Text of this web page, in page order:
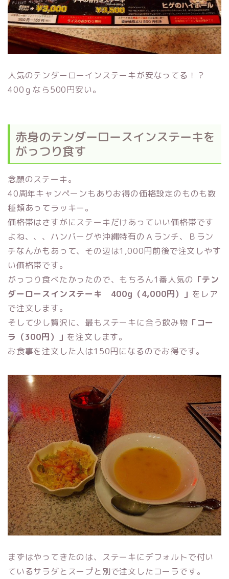
人気のテンダーローインステーキが安なってる！？
400ｇなら500円安い。
赤身のテンダーロースインステーキを
がっつり食す
念願のステーキ。
40周年キャンペーンもありお得の価格設定のものも数
種類あってラッキー。
価格帯はさすがにステーキだけあっていい価格帯です
よね、、、ハンバーグや沖縄特有のＡランチ、Ｂラン
チなんかもあって、その辺は1,000円前後で注文しやす
い価格帯です。
がっつり食べたかったので、もちろん1番人気の 「テン
ダーロースインステーキ 400g（4,000円）」 をレア
で注文します。
そして少し贅沢に、最もステーキに合う飲み物 「コー
ラ（300円）」 を注文します。
お食事を注文した人は150円になるのでお得です。
まずはやってきたのは、ステーキにデフォルトで付い
ているサラダとスープと別で注文したコーラです。